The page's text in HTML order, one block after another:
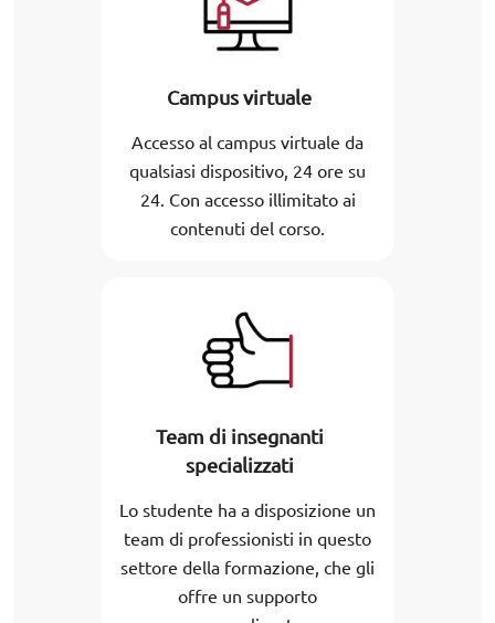
Campus virtuale
Accesso al campus virtuale da
qualsiasi dispositivo, 24 ore su
24. Con accesso illimitato ai
contenuti del corso.
Team di insegnanti
specializzati
Lo studente ha a disposizione un
team di professionisti in questo
settore della formazione, che gli
offre un supporto